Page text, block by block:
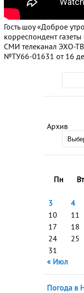
Архив
Пн
Вт
3
4
10
11
17
18
24
25
31
« Июл
Погода в
Гость шоу «Доброе
корреспондент
СМИ телеканал ЭХО-ТВ
№ТУ66-01631 от 16